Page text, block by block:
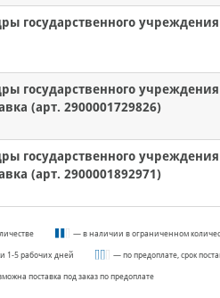
государственного
государственного
(арт. 2900001729826)
государственного
(арт. 2900001892971)
— в наличии в ограниченном
1-5 рабочих дней — по предоплате, срок
поставка под заказ по предоплате